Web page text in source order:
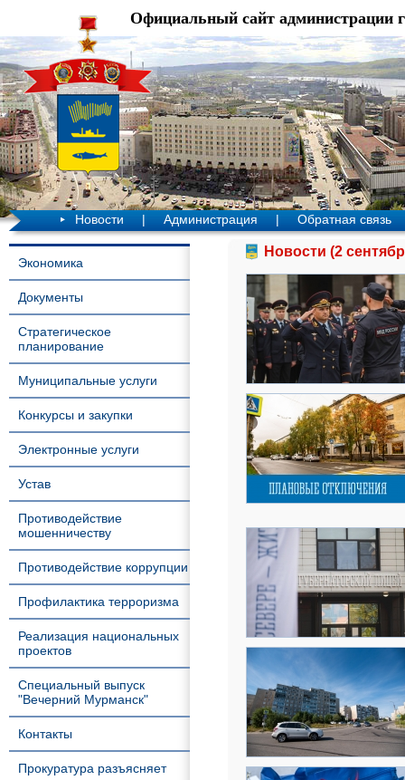
Официальный сайт администрации
Новости | Администрация | Обратная связь
Экономика
Документы
Стратегическое
планирование
Муниципальные услуги
Конкурсы и закупки
Электронные услуги
Устав
Противодействие
мошенничеству
Противодействие коррупции
Профилактика терроризма
Реализация национальных
проектов
Специальный выпуск
"Вечерний Мурманск"
Контакты
Прокуратура разъясняет
Новости (2